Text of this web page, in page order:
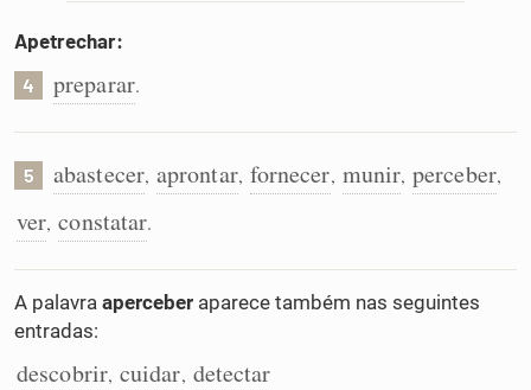
Apetrechar:
4 preparar.
5 abastecer, aprontar, fornecer, munir, perceber,
ver, constatar.
A palavra aperceber aparece também nas seguintes
entradas:
descobrir, cuidar, detectar